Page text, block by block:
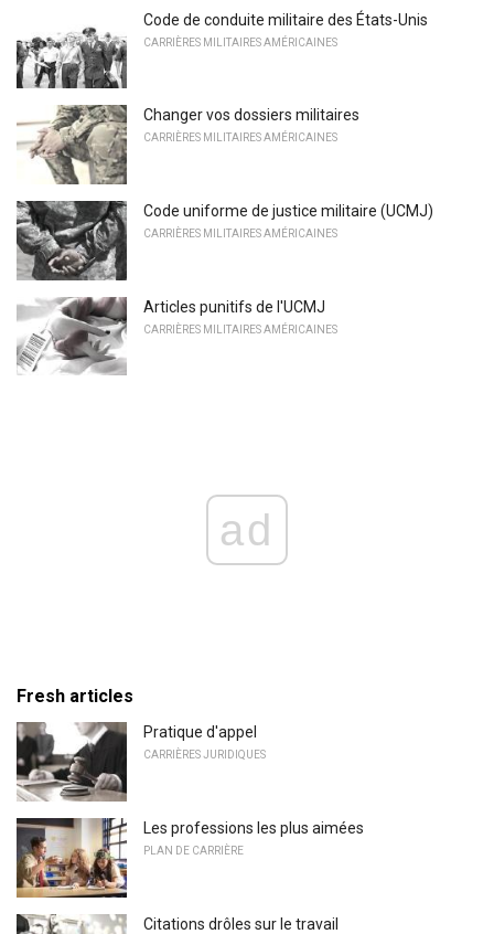
Code de conduite militaire des États-Unis
CARRIÈRES MILITAIRES AMÉRICAINES
Changer vos dossiers militaires
CARRIÈRES MILITAIRES AMÉRICAINES
Code uniforme de justice militaire (UCMJ)
CARRIÈRES MILITAIRES AMÉRICAINES
Articles punitifs de l'UCMJ
CARRIÈRES MILITAIRES AMÉRICAINES
ad
Fresh articles
Pratique d'appel
CARRIÈRES JURIDIQUES
Les professions les plus aimées
PLAN DE CARRIÈRE
Citations drôles sur le travail